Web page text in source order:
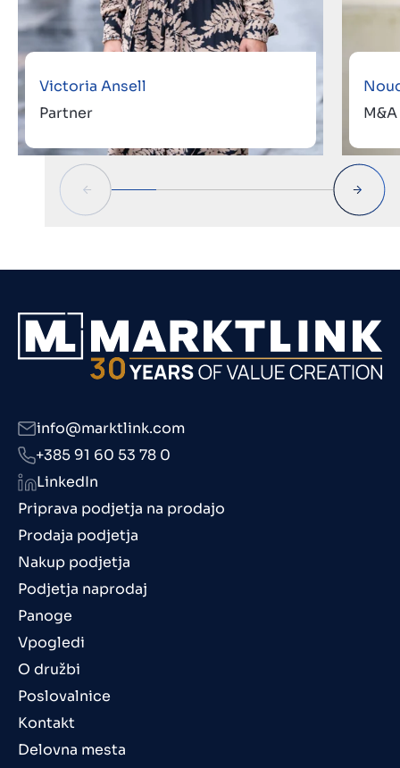
Victoria Ansell
Partner
Priprava podjetja na prodajo
Prodaja podjetja
Nakup podjetja
Podjetja naprodaj
Panoge
Vpogledi
O družbi
Poslovalnice
Kontakt
Delovna mesta
info@marktlink.com
+385 91 60 53 78 0
LinkedIn